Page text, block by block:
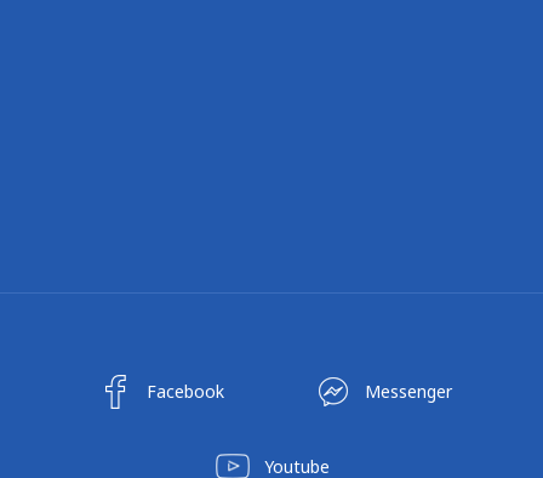
Facebook Messenger
Youtube